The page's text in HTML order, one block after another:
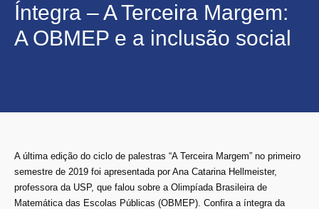
Íntegra – A Terceira Margem:
A OBMEP e a inclusão social
A última edição do ciclo de palestras “A Terceira Margem” no primeiro
semestre de 2019 foi apresentada por Ana Catarina Hellmeister,
professora da USP, que falou sobre a Olimpíada Brasileira de
Matemática das Escolas Públicas (OBMEP). Confira a íntegra da